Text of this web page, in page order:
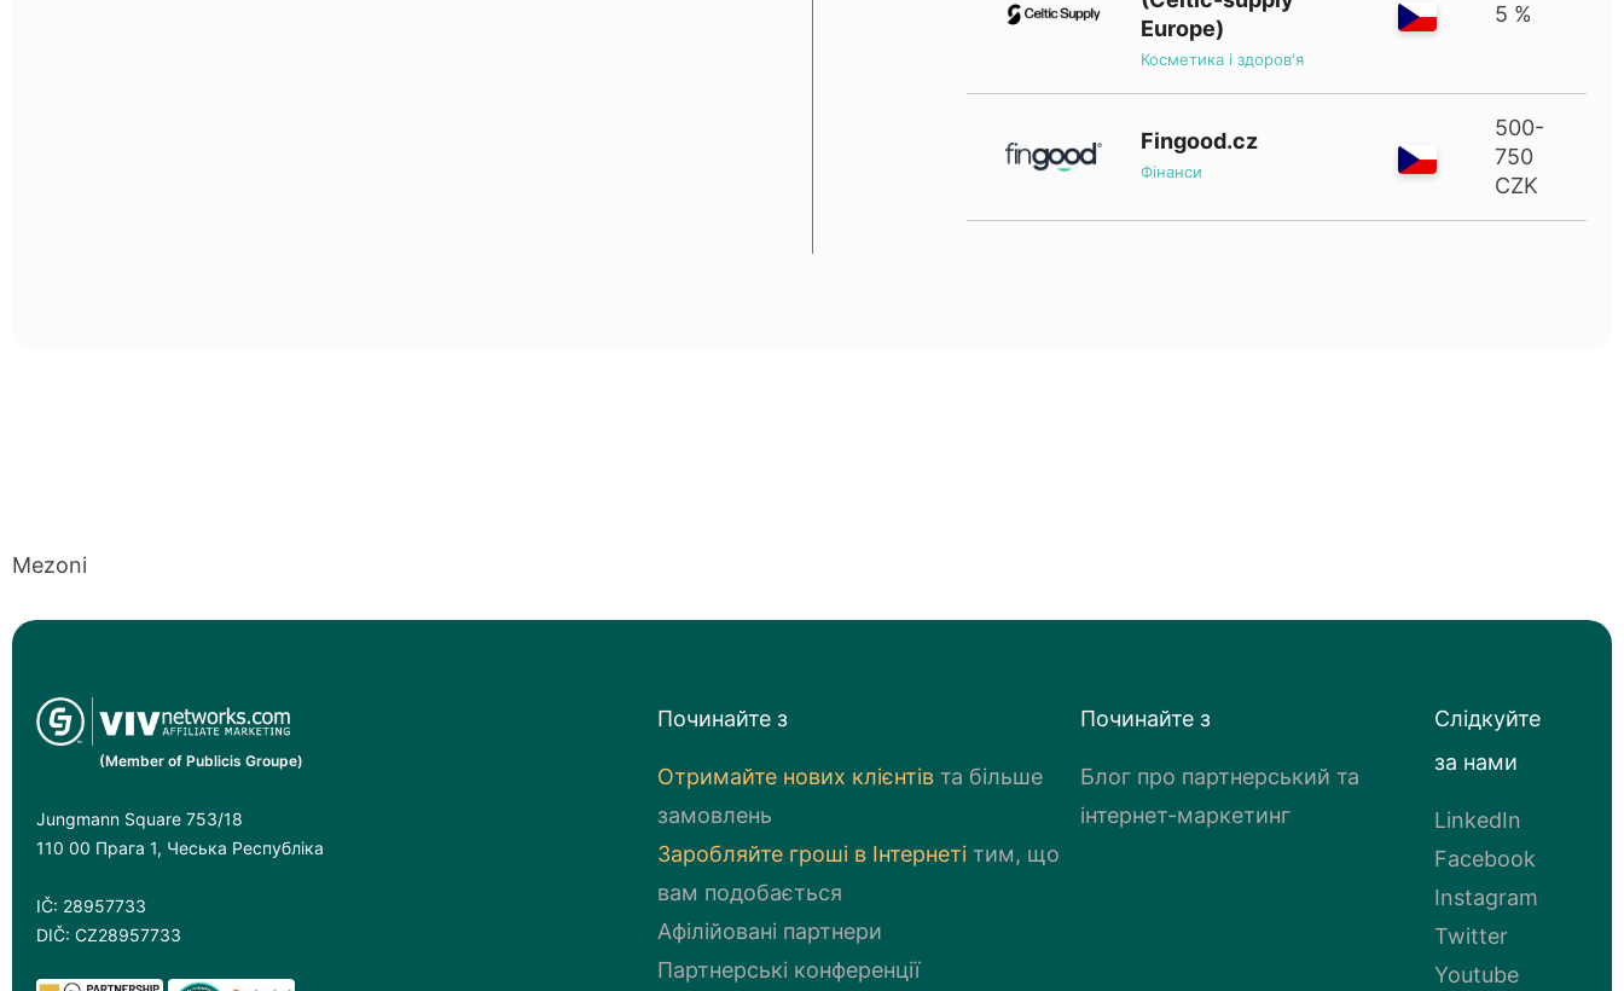
Europe)
Косметика і здоров'я
5 %
Fingood.cz
Фінанси
500-
750
CZK
Mezoni
(Member of Publicis Groupe)
Jungmann Square 753/18
110 00 Прага 1, Чеська Республіка
IČ: 28957733
DIČ: CZ28957733
Починайте з
Отримайте нових клієнтівта більше
замовлень
Заробляйте грошi в Iнтернетi тим, що
вам подобається
Афілійовані партнери
Партнерські конференції
Починайте з
Блог про партнерський та
інтернет-маркетинг
Слідкуйте
за нами
LinkedIn
Facebook
Instagram
Twitter
Youtube